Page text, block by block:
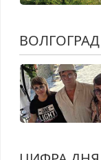
ВОЛГОГРАД